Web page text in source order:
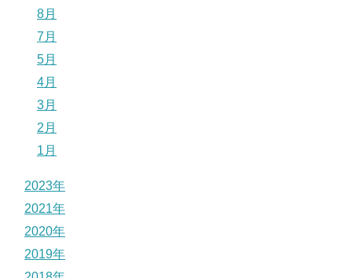
8月
7月
5月
4月
3月
2月
1月
2023年
2021年
2020年
2019年